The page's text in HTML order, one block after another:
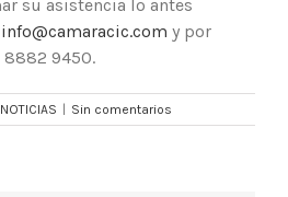
su asistencia lo antes
info@camaracic.com y por
8882 9450.
NOTICIAS Sin comentarios